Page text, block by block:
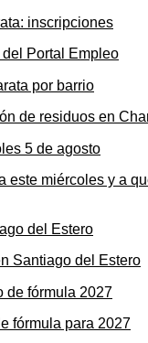
Portal Empleo
de residuos en
este miércoles y a
Santiago del Estero
fórmula para 2027